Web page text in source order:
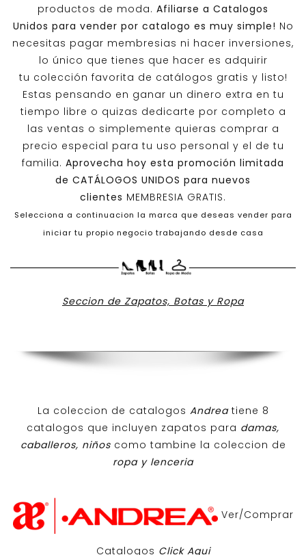
productos de moda. Afiliarse a Catalogos
Unidos para vender por catalogo es muy simple! No
necesitas pagar membresias ni hacer inversiones,
lo único que tienes que hacer es adquirir
tu colección favorita de catálogos gratis y listo!
Estas pensando en ganar un dinero extra en tu
tiempo libre o quizas dedicarte por completo a
las ventas o simplemente quieras comprar a
precio especial para tu uso personal y el de tu
familia. Aprovecha hoy esta promoción limitada
de CATÁLOGOS UNIDOS para nuevos
clientes MEMBRESIA GRATIS.
Selecciona a continuacion la marca que deseas vender para
iniciar tu propio negocio trabajando desde casa
Seccion de Zapatos, Botas y Ropa
La coleccion de catalogos Andreatiene 8
catalogos que incluyen zapatos para damas,
caballeros, niños como tambine la coleccion de
ropa y lenceria
Ver/Comprar
Catalogos Click Aqui